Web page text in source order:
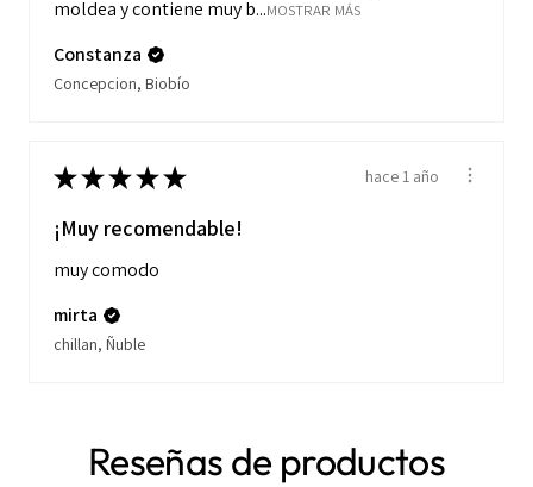
moldea y contiene muy b...MOSTRAR MÁS
Constanza
Concepcion, Biobío
★★★★★ hace 1 año
¡Muy recomendable!
muy comodo
mirta
chillan, Ñuble
Reseñas de productos